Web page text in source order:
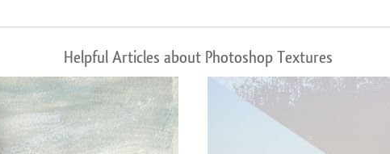
Helpful Articles about Photoshop Textures